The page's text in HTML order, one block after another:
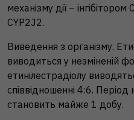
механізму дії –
CYP2J2.
Виведення з організму.
виводиться у незміненій
етинілестрадіолу
співвідношенні 4:6. Період
становить майже 1 добу.